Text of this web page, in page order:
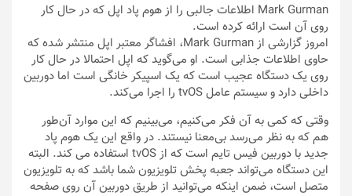
Mark Gurman اطلاعات جالبی را از هوم پاد اپل که در حال کار
روی آن است ارائه کرده است.
امروز گزارشی از Mark Gurman، افشاگر معتبر اپل منتشر شده که
حاوی اطلاعات جذابی است. او می‌گوید که اپل احتمالا در حال کار
روی یک دستگاه عجیب است که یک اسپیکر خانگی است اما دوربین
داخلی دارد و سیستم عامل tvOS را اجرا می‌کند.
وقتی که کمی به آن فکر می‌کنیم، می‌بینیم که این موارد آن‌طور
هم که به نظر می‌رسد بی‌معنا نیستند. در واقع این یک هوم پاد
جدید با دوربین فیس تایم است که از tvOS استفاده می کند. البته
این دستگاه می‌تواند جعبه پخش تلویزیون شما باشد که به تلویزیون
متصل است، ضمن اینکه می‌توانید از طریق دوربین آن روی صفحه